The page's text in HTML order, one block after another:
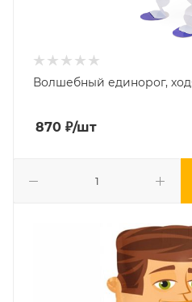
Волшебный единорог,
870 ₽/шт